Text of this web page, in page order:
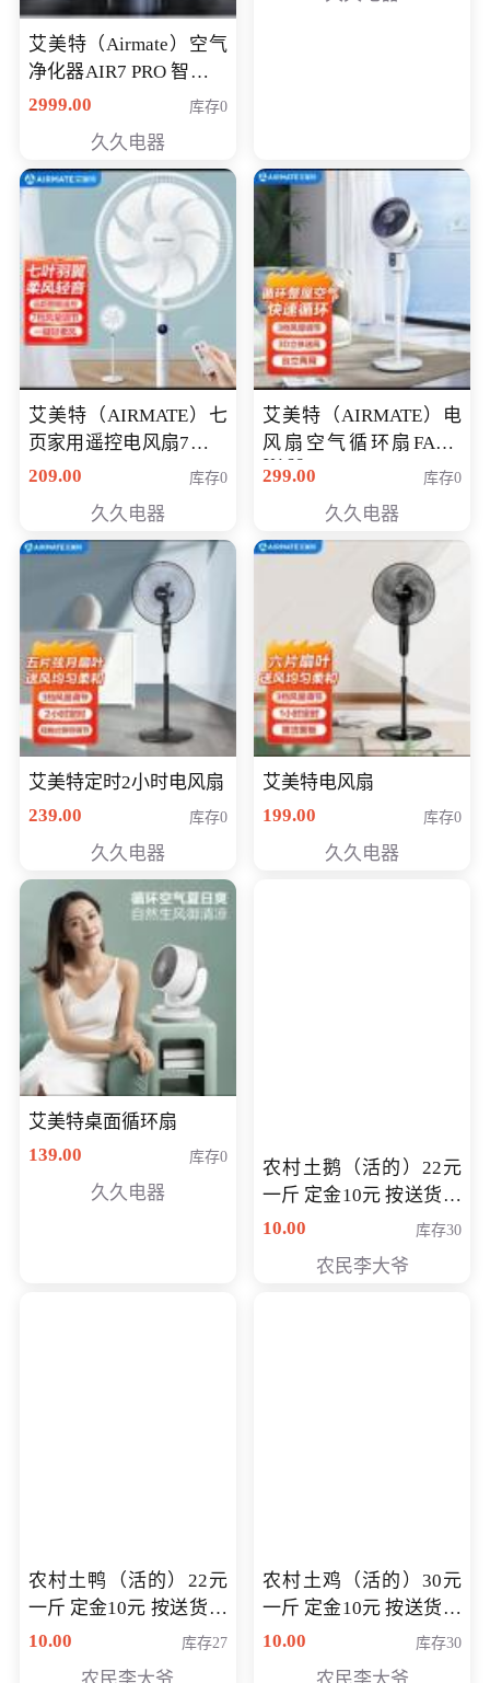
艾美特（Airmate）空气
净化器AIR7 PRO 智能全
屋空气循环负离子旗舰
2999.00 库存0
久久电器
鹅，白天鹅智能)
艾美特（AIRMATE）七
页家用遥控电风扇7档风
量空气循环摇头立式落
定时落地式风扇CS35-
R20
209.00 库存0
久久电器
艾美特（AIRMATE）电
风扇空气循环扇FA18-
X168
299.00 库存0
久久电器
艾美特定时2小时电风扇
239.00
库存0
久久电器
艾美特电风扇
199.00
库存0
久久电器
艾美特桌面循环扇
139.00
库存0
久久电器
农村土鹅（活的）22元
一斤 定金10元 按送货交
付时秤重计算货款 定金
10.00 库存30
农民李大爷
农村土鸭（活的）22元
一斤 定金10元 按送货交
付时秤重计算货款 定金
10.00 库存27
农村土鸡（活的）30元
一斤 定金10元 按送货交
付时秤重计算货款 定金
10.00 库存30